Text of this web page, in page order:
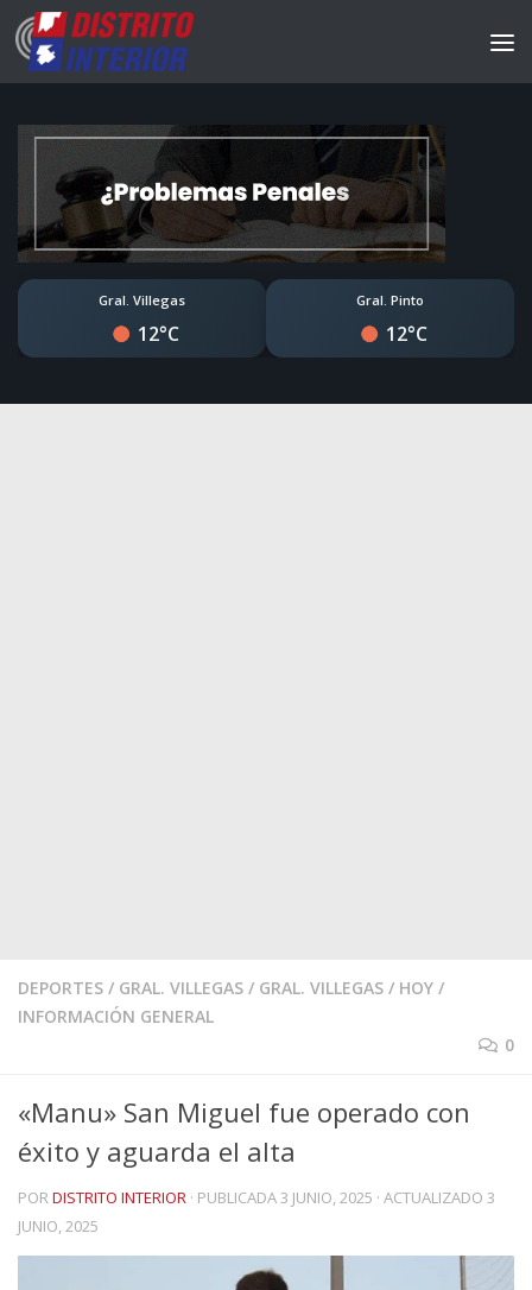
Gral. Villegas
12°C
Gral. Pinto
12°C
DEPORTES / GRAL. VILLEGAS / GRAL. VILLEGAS / HOY /
INFORMACIÓN GENERAL
0
«Manu» San Miguel fue operado con
éxito y aguarda el alta
PORDISTRITO INTERIOR · PUBLICADA3 JUNIO, 2025 · ACTUALIZADO 3
JUNIO, 2025